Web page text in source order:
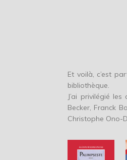
Et voilà, c’est
bibliothèque.
J’ai privilégié
Becker, Franck
Christophe Ono-